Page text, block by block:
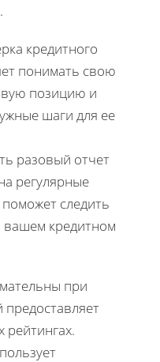
кредитного
понимать свою
позицию и
шаги для ее
разовый отчет
регулярные
следить
вашем кредитном
при